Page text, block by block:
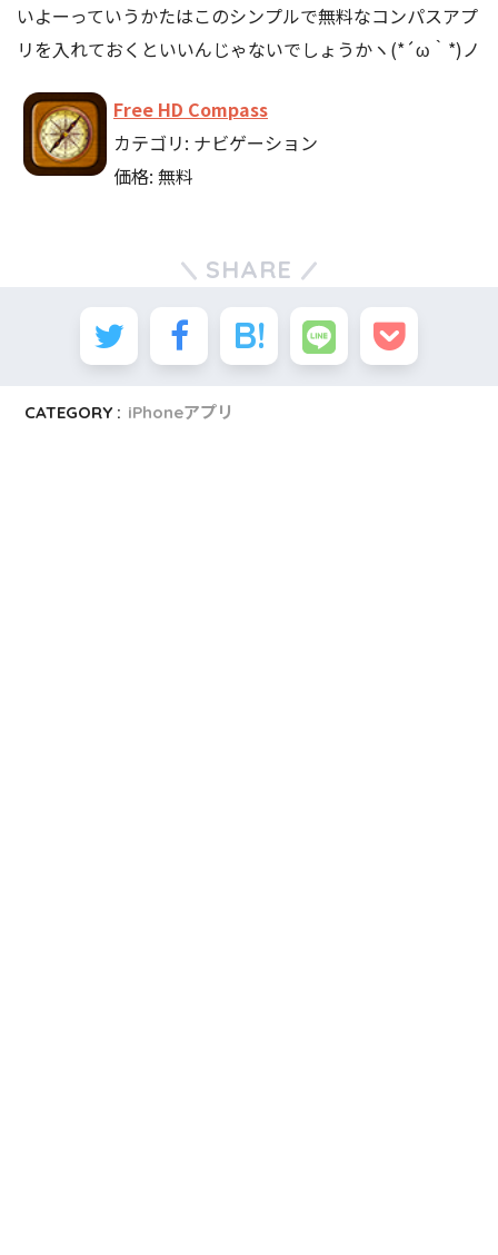
いよーっていうかたはこのシンプルで無料なコンパスアプ
リを入れておくといいんじゃないでしょうかヽ(*´ω｀*)ノ
Free HD Compass
カテゴリ: ナビゲーション
価格: 無料
SHARE
CATEGORY : iPhoneアプリ